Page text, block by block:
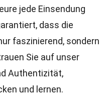
jede Einsendung
dass die
faszinierend, sondern
Sie auf unser
Authentizität,
und lernen.